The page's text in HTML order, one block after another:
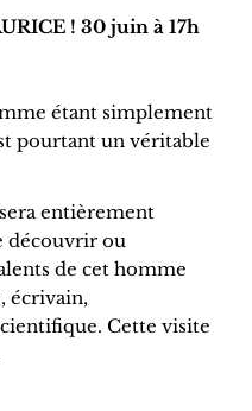
! 30 juin à 17h
étant simplement
pourtant un véritable
entièrement
découvrir ou
de cet homme
écrivain,
Cette visite